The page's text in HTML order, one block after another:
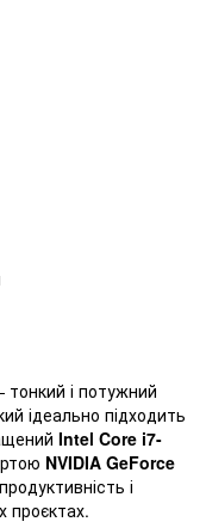
і потужний
ідеально підходить
Intel Core i7-
NVIDIA GeForce
і
проєктах.